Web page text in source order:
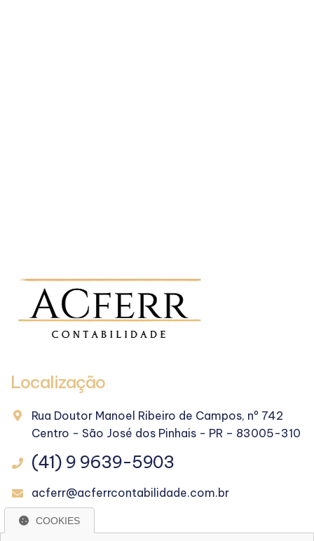
Localização
Rua Doutor Manoel Ribeiro de Campos, nº 742
Centro - São José dos Pinhais - PR – 83005-310
(41) 9 9639-5903
acferr@acferrcontabilidade.com.br
COOKIES